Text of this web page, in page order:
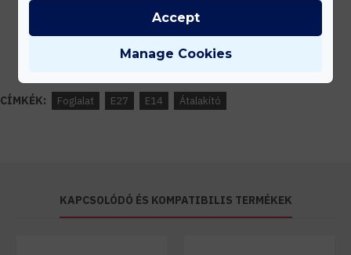
Tanácsadás
Írd meg nekünk elgondolásodat és munkatársunk segít az elképzeléseid
megvalósításában.
CÍMKÉK: Foglalat E27 E14 Átalakító
KAPCSOLÓDÓ ÉS KOMPATIBILIS TERMÉKEK
Manage Cookies
Accept